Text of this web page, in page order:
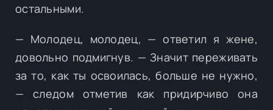
остальными.
— Молодец, молодец, — ответил я жене,
довольно подмигнув. — Значит переживать
за то, как ты освоилась, больше не нужно,
— следом отметив как придирчиво она